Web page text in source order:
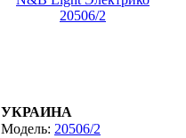
УКРАИНА
20506/2